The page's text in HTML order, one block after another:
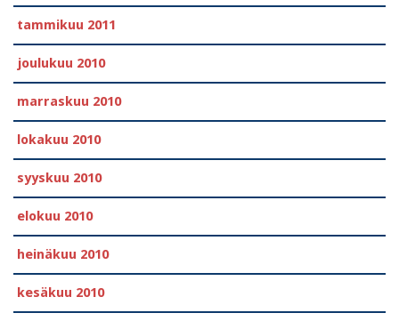
tammikuu 2011
joulukuu 2010
marraskuu 2010
lokakuu 2010
syyskuu 2010
elokuu 2010
heinäkuu 2010
kesäkuu 2010